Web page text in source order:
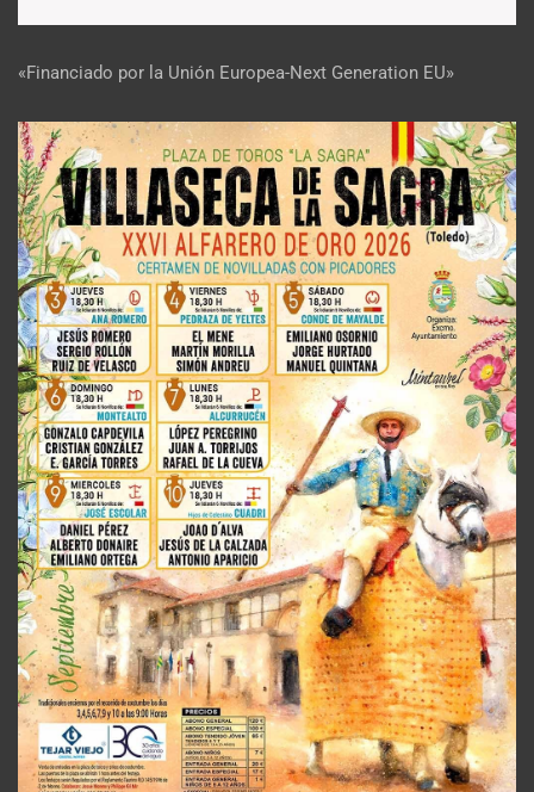
«Financiado por la Unión Europea-Next Generation EU»